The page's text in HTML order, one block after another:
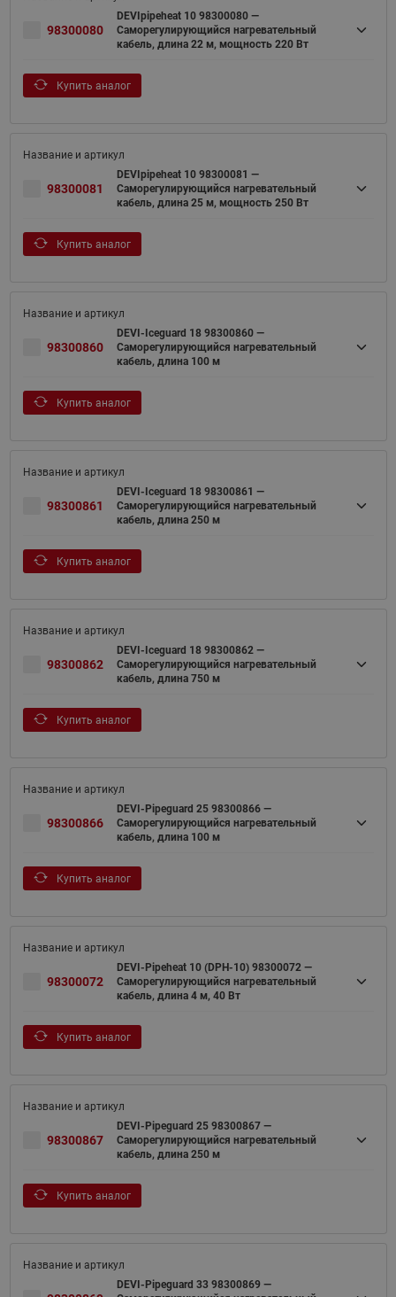
98300080
DEVIpipeheat 10 98300080 —
Саморегулирующийся нагревательный
кабель, длина 22 м, мощность 220 Вт
Купить аналог
98300081
DEVIpipeheat 10 98300081 —
Саморегулирующийся нагревательный
кабель, длина 25 м, мощность 250 Вт
Купить аналог
98300860
DEVI-Iceguard 18 98300860 —
Саморегулирующийся нагревательный
кабель, длина 100 м
Купить аналог
98300861
DEVI-Iceguard 18 98300861 —
Саморегулирующийся нагревательный
кабель, длина 250 м
Купить аналог
98300862
DEVI-Iceguard 18 98300862 —
Саморегулирующийся нагревательный
кабель, длина 750 м
Купить аналог
98300866
DEVI-Pipeguard 25 98300866 —
Саморегулирующийся нагревательный
кабель, длина 100 м
Купить аналог
98300072
DEVI-Pipeheat 10 (DPH-10) 98300072 —
Саморегулирующийся нагревательный
кабель, длина 4 м, 40 Вт
Купить аналог
98300867
DEVI-Pipeguard 25 98300867 —
Саморегулирующийся нагревательный
кабель, длина 250 м
Купить аналог
DEVI-Pipeguard 33 98300869 —